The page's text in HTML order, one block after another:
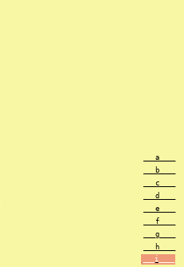
___a____
___b____
___c____
___d____
___e____
___f____
___g____
___h____
___i____